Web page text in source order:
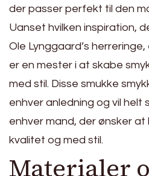
der passer perfekt til den
Uanset hvilken inspiration,
Ole Lynggaard’s
er en mester i at skabe
med stil. Disse smukke
enhver anledning og vil
enhver mand, der ønsker
kvalitet og med stil.
Materialer